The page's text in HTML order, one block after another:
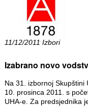
11/12/2011 Izbori
Izabrano novo
Na 31. izbornoj
10. prosinca 2011. s
UHA-e. Za predsjednika